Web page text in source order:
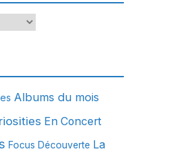
Albums du mois
En Concert
Focus Découverte La